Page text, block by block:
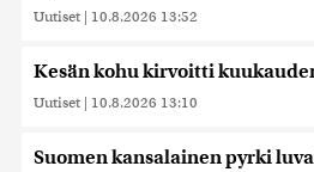
Uutiset | 10.8.2026 13:52
Kesän kohu kirvoitti
Uutiset | 10.8.2026 13:10
Suomen kansalainen pyrki